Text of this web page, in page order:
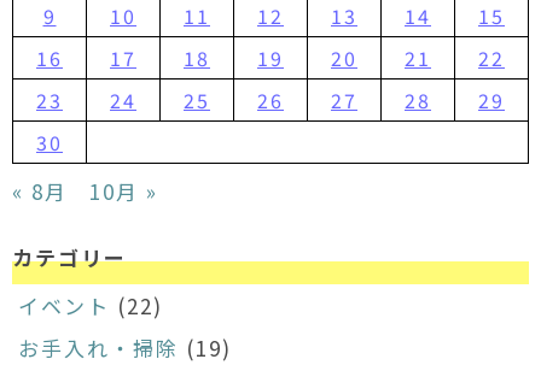
9
10 11 12 13 14
15
16
17 18 19 20 21
22
23
24 25 26 27 28
29
30
« 8月 10月 »
カテゴリー
イベント (22)
お手入れ・掃除 (19)